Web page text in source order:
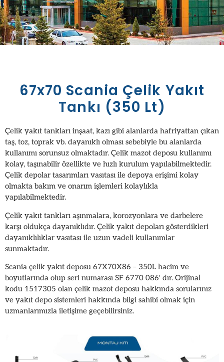
67x70 Scania Çelik Yakıt
Tankı (350 Lt)
Çelik yakıt tankları inşaat, kazı gibi alanlarda hafriyattan çıkan
taş, toz, toprak vb. dayanıklı olması sebebiyle bu alanlarda
kullanımı sorunsuz olmaktadır. Çelik mazot deposu kullanımı
kolay, taşınabilir özellikte ve hızlı kurulum yapılabilmektedir.
Çelik depolar tasarımları vasıtası ile depoya erişimi kolay
olmakta bakım ve onarım işlemleri kolaylıkla
yapılabilmektedir.
Çelik yakıt tankları aşınmalara, korozyonlara ve darbelere
karşı oldukça dayanıklıdır. Çelik yakıt depoları gösterdikleri
dayanıklılıklar vasıtası ile uzun vadeli kullanımlar
sunmaktadır.
Scania çelik yakıt deposu 67X70X86 – 350L hacim ve
boyutlarında olup seri numarası SF 6770 086′ dır. Orijinal
kodu 1517305 olan çelik mazot deposu hakkında sorularınız
ve yakıt depo sistemleri hakkında bilgi sahibi olmak için
uzmanlarımızla iletişime geçebilirsiniz.